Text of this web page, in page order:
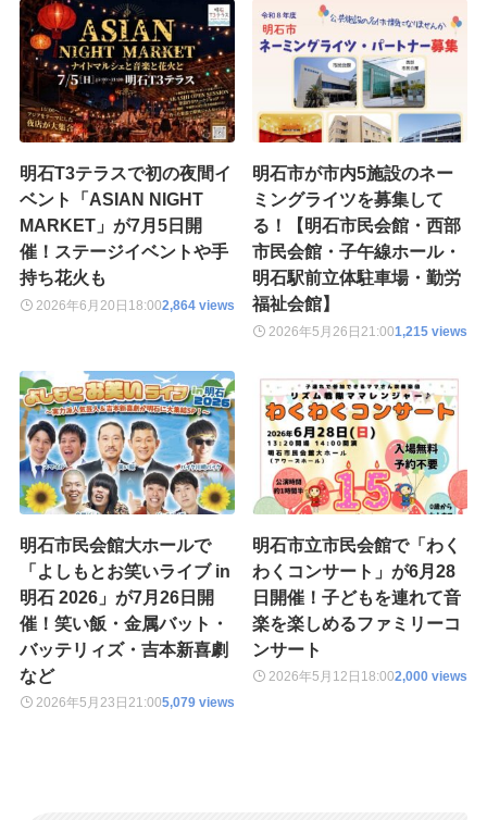
明石T3テラスで初の夜間イ
ベント「ASIAN NIGHT
MARKET」が7月5日開
催！ステージイベントや手
持ち花火も
2026年6月20日 18:002,864 views
明石市が市内5施設のネー
ミングライツを募集して
る！【明石市民会館・西部
市民会館・子午線ホール・
明石駅前立体駐車場・勤労
福祉会館】
2026年5月26日 21:001,215 views
明石市民会館大ホールで
「よしもとお笑いライブ in
明石 2026」が7月26日開
催！笑い飯・金属バット・
バッテリィズ・吉本新喜劇
など
2026年5月23日 21:005,079 views
明石市立市民会館で「わく
わくコンサート」が6月28
日開催！子どもを連れて音
楽を楽しめるファミリーコ
ンサート
2026年5月12日 18:002,000 views